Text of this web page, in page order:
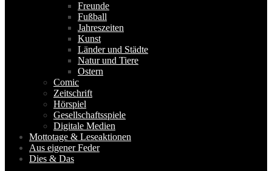
Freunde
Fußball
Jahreszeiten
Kunst
Länder und Städte
Natur und Tiere
Ostern
Comic
Zeitschrift
Hörspiel
Gesellschaftsspiele
Digitale Medien
Mottotage & Leseaktionen
Aus eigener Feder
Dies & Das